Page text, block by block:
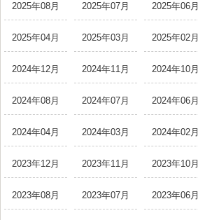
2025年08月 2025年07月 2025年06月
2025年04月 2025年03月 2025年02月
2024年12月 2024年11月 2024年10月
2024年08月 2024年07月 2024年06月
2024年04月 2024年03月 2024年02月
2023年12月 2023年11月 2023年10月
2023年08月 2023年07月 2023年06月